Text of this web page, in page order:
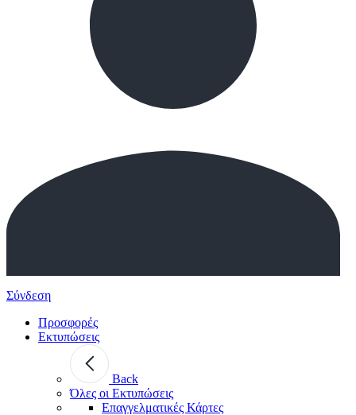
Σύνδεση
Προσφορές
Εκτυπώσεις
Back
Όλες οι Εκτυπώσεις
Επαγγελματικές Κάρτες